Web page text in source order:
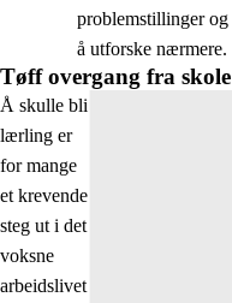
problemstillinger
å utforske nærmere.
Tøff overgang fra
Å skulle bli
lærling er
for mange
et krevende
steg ut i det
voksne
arbeidslivet